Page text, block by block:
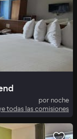
por noche
todas las comisiones